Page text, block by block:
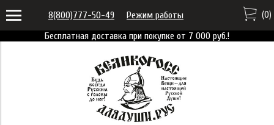
Бесплатная доставка при покупке от 7 000 руб.!
8(800)777-50-49 Режим работы (0)